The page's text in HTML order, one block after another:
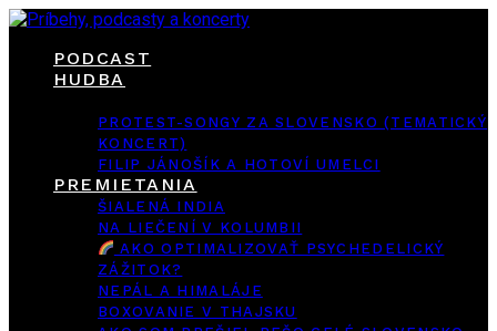
PODCAST
HUDBA
PROTEST-SONGY ZA SLOVENSKO (TEMATICKÝ
KONCERT)
FILIP JÁNOŠÍK A HOTOVÍ UMELCI
PREMIETANIA
ŠIALENÁ INDIA
NA LIEČENÍ V KOLUMBII
AKO OPTIMALIZOVAŤ PSYCHEDELICKÝ
ZÁŽITOK?
NEPÁL A HIMALÁJE
BOXOVANIE V THAJSKU